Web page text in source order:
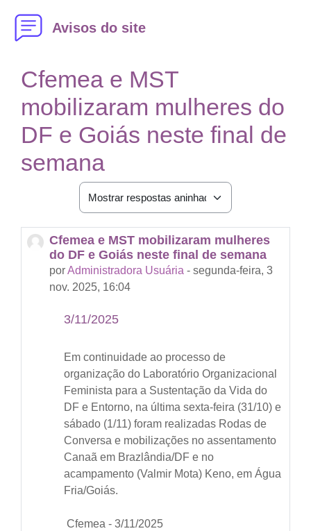
Avisos do site
Cfemea e MST
mobilizaram mulheres do
DF e Goiás neste final de
semana
Modo de visualização
Cfemea e MST mobilizaram mulheres
do DF e Goiás neste final de semana
porAdministradora Usuária - segunda-feira, 3
nov. 2025, 16:04
Número de respostas: 0
3/11/2025
Em continuidade ao processo de
organização do Laboratório Organizacional
Feminista para a Sustentação da Vida do
DF e Entorno, na última sexta-feira (31/10) e
sábado (1/11) foram realizadas Rodas de
Conversa e mobilizações no assentamento
Canaã em Brazlândia/DF e no
acampamento (Valmir Mota) Keno, em Água
Fria/Goiás.
Cfemea - 3/11/2025